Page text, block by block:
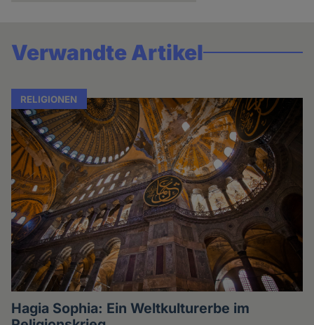
Verwandte Artikel
RELIGIONEN
Hagia Sophia: Ein Weltkulturerbe im